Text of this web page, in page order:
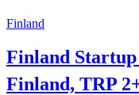
Finland
Finland
Finland, TRP